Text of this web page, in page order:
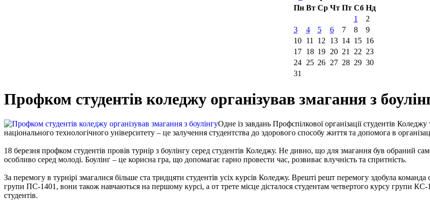
Пн Вт Ср Чт Пт Сб Нд
1
2
3
4 5 6 7 8
9
10
11 12 13 14 15 16
17
18 19 20 21 22 23
24
25 26 27 28 29 30
31
Профком студентів коледжу організував змагання з
Одне із завдань Профспілкової організації студентів
національного технологічного університету – це залучення студентства до здорового способу життя та допомога в
18 березня профком студентів провів турнір з боулінгу серед студентів Коледжу. Не дивно, що для змагання був обраний
особливо серед молоді. Боулінг – це корисна гра, що допомагає гарно провести час, розвиває влучність та спритність.
За перемогу в турнірі змагалися більше ста тридцяти студентів усіх курсів Коледжу. Врешті решт перемогу здобула
групи ПС-1401, вони також навчаються на першому курсі, а от трете місце дісталося студентам четвертого курсу групи
студентів.